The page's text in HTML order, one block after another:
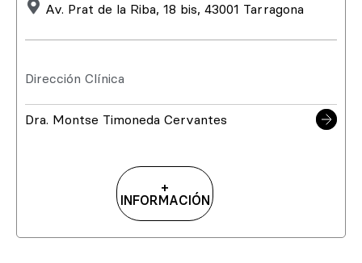
Av. Prat de la Riba, 18 bis, 43001 Tarragona
Dirección Clínica
Dra. Montse Timoneda Cervantes
+
INFORMACIÓN